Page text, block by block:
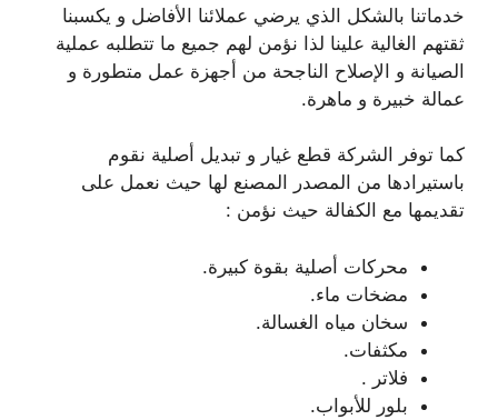
خدماتنا بالشكل الذي يرضي عملائنا الأفاضل و يكسبنا
ثقتهم الغالية علينا لذا نؤمن لهم جميع ما تتطلبه عملية
الصيانة و الإصلاح الناجحة من أجهزة عمل متطورة و
عمالة خبيرة و ماهرة.
كما توفر الشركة قطع غيار و تبديل أصلية نقوم
باستيرادها من المصدر المصنع لها حيث نعمل على
تقديمها مع الكفالة حيث نؤمن :
محركات أصلية بقوة كبيرة.
مضخات ماء.
سخان مياه الغسالة.
مكثفات.
فلاتر .
بلور للأبواب.